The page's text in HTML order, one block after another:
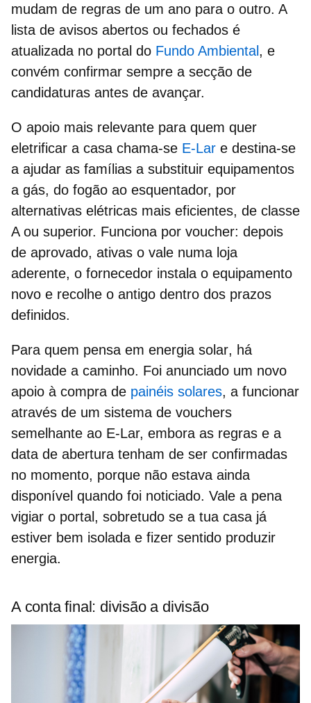
mudam de regras de um ano para o outro. A
lista de avisos abertos ou fechados é
atualizada no portal do Fundo Ambiental , e
convém confirmar sempre a secção de
candidaturas antes de avançar.
O apoio mais relevante para quem quer
eletrificar a casa chama-se E-Lar e destina-se
a ajudar as famílias a substituir equipamentos
a gás, do fogão ao esquentador, por
alternativas elétricas mais eficientes, de classe
A ou superior. Funciona por voucher: depois
de aprovado, ativas o vale numa loja
aderente, o fornecedor instala o equipamento
novo e recolhe o antigo dentro dos prazos
definidos.
Para quem pensa em energia solar, há
novidade a caminho. Foi anunciado um novo
apoio à compra de painéis solares, a funcionar
através de um sistema de vouchers
semelhante ao E-Lar, embora as regras e a
data de abertura tenham de ser confirmadas
no momento, porque não estava ainda
disponível quando foi noticiado. Vale a pena
vigiar o portal, sobretudo se a tua casa já
estiver bem isolada e fizer sentido produzir
energia.
A conta final: divisão a divisão